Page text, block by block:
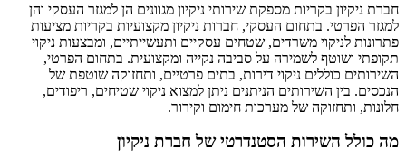
חברת ניקיון בקריות מספקת שירותי ניקיון מגוונים הן למגזר העסקי והן
למגזר הפרטי. בתחום העסקי, חברות ניקיון מקצועיות בקריות מציעות
פתרונות לניקוי משרדים, שטחים עסקיים ותעשייתיים, ומבצעות ניקוי
תקופתי ושוטף לשמירה על סביבה נקייה ומקצועית. בתחום הפרטי,
השירותים כוללים ניקוי דירות, בתים פרטיים, ותחזוקה שוטפת של
הנכסים. בין השירותים הניתנים ניתן למצוא ניקוי שטיחים, ריפודים,
חלונות, ותחזוקה של מערכות חימום וקירור.
מה כולל השירות הסטנדרטי של חברת ניקיון